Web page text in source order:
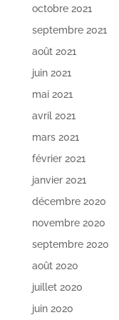
octobre 2021
septembre 2021
août 2021
juin 2021
mai 2021
avril 2021
mars 2021
février 2021
janvier 2021
décembre 2020
novembre 2020
septembre 2020
août 2020
juillet 2020
juin 2020